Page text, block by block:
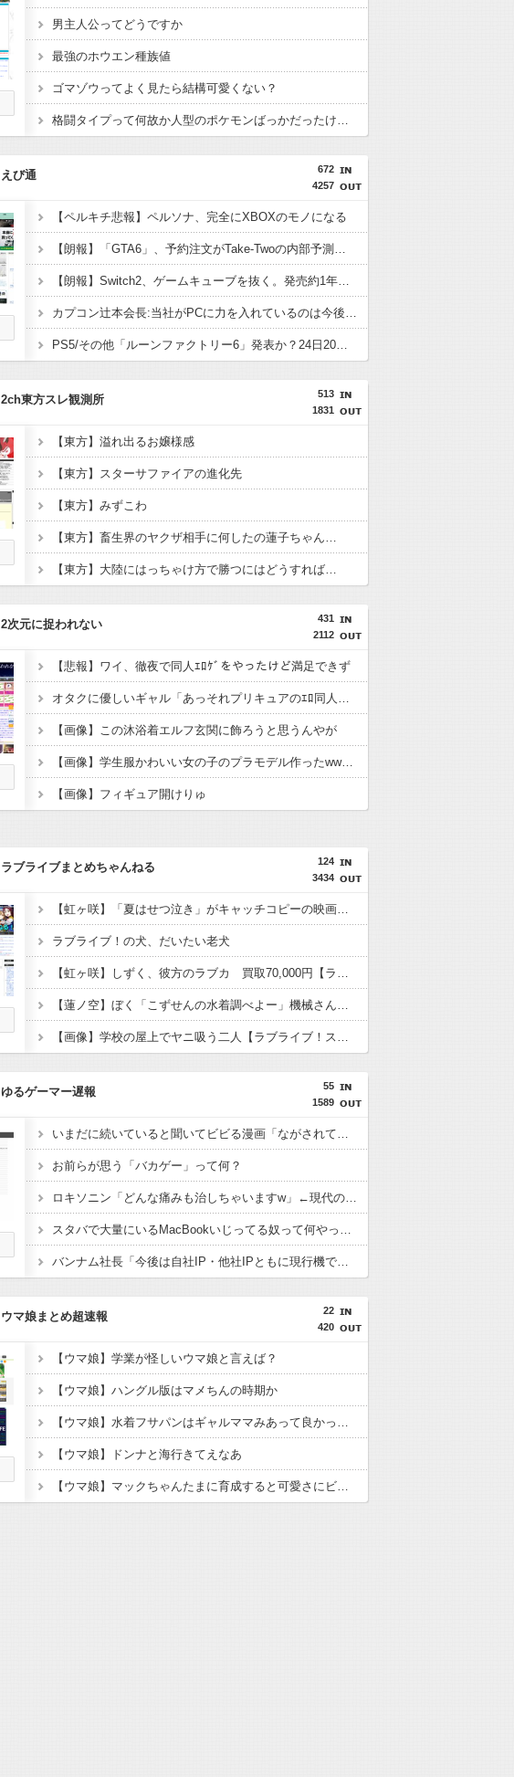
男主人公ってどうですか
最強のホウエン種族値
ゴマゾウってよく見たら結構可愛くない？
格闘タイプって何故か人型のポケモンばっかだったけど最近はこういう人型に囚われない体型も増えてきたね
672
4257
えび通
【ペルキチ悲報】ペルソナ、完全にXBOXのモノになる
【朗報】「GTA6」、予約注文がTake-Twoの内部予測を大幅に上回る
【朗報】Switch2、ゲームキューブを抜く。発売約1年で2368万台突破
カプコン辻本会長:当社がPCに力を入れているのは今後PCがより主要なゲームプラットフォームになるから
PS5/その他「ルーンファクトリー6」発表か？24日20時～最新情報を告知する20周年記念放送を実施
513
1831
2ch東方スレ観測所
【東方】溢れ出るお嬢様感
【東方】スターサファイアの進化先
【東方】みずこわ
【東方】畜生界のヤクザ相手に何したの蓮子ちゃん…
【東方】大陸にはっちゃけ方で勝つにはどうすれば…
431
2112
2次元に捉われない
【悲報】ワイ、徹夜で同人ｴﾛｹﾞをやったけど満足できず
オタクに優しいギャル「あっそれプリキュアのｴﾛ同人誌じゃんww♡」
【画像】この沐浴着エルフ玄関に飾ろうと思うんやが
【画像】学生服かわいい女の子のプラモデル作ったwwwwwww
【画像】フィギュア開けりゅ
124
3434
ラブライブまとめちゃんねる
【虹ヶ咲】「夏はせつ泣き」がキャッチコピーの映画【ラブライブ！】
ラブライブ！の犬、だいたい老犬
【虹ヶ咲】しずく、彼方のラブカ 買取70,000円【ラブライブ！】
【蓮ノ空】ぼく「こずせんの水着調べよー」機械さん「！」ｼｭﾊﾞﾊﾞﾊﾞﾊﾞ【ラブライブ！】
【画像】学校の屋上でヤニ吸う二人【ラブライブ！スーパースター!!】
55
1589
ゆるゲーマー遅報
いまだに続いていると聞いてビビる漫画「ながされて藍蘭島」「咲」「らき☆すた」
お前らが思う「バカゲー」って何？
ロキソニン「どんな痛みも治しちゃいますw」←現代のエリクサーやろ…
スタバで大量にいるMacBookいじってる奴って何やってんの？
バンナム社長「今後は自社IP・他社IPともに現行機で遊べない名作を積極的にリマスターしていく」
22
420
ウマ娘まとめ超速報
【ウマ娘】学業が怪しいウマ娘と言えば？
【ウマ娘】ハングル版はマメちんの時期か
【ウマ娘】水着フサパンはギャルママみあって良かったから引く
【ウマ娘】ドンナと海行きてえなあ
【ウマ娘】マックちゃんたまに育成すると可愛さにビビるんだよね